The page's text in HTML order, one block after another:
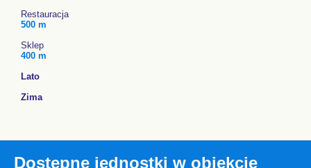
Restauracja
500 m
Sklep
400 m
Lato
Zima
Dostępne jednostki w obiekcie